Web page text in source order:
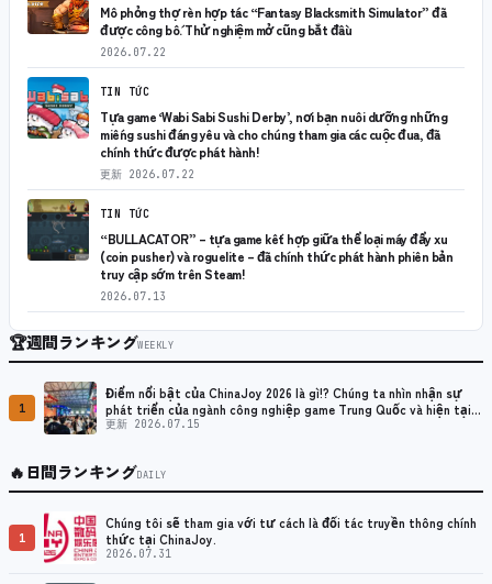
Mô phỏng thợ rèn hợp tác “Fantasy Blacksmith Simulator” đã
được công bố. Thử nghiệm mở cũng bắt đầu
2026.07.22
TIN TỨC
Tựa game ‘Wabi Sabi Sushi Derby’, nơi bạn nuôi dưỡng những
miếng sushi đáng yêu và cho chúng tham gia các cuộc đua, đã
chính thức được phát hành!
更新 2026.07.22
TIN TỨC
“BULLACATOR” – tựa game kết hợp giữa thể loại máy đẩy xu
(coin pusher) và roguelite – đã chính thức phát hành phiên bản
truy cập sớm trên Steam!
2026.07.13
🏆週間ランキングWEEKLY
1
Điểm nổi bật của ChinaJoy 2026 là gì!? Chúng ta nhìn nhận sự
phát triển của ngành công nghiệp game Trung Quốc và hiện tại
như thế nào?
更新 2026.07.15
🔥日間ランキングDAILY
1
Chúng tôi sẽ tham gia với tư cách là đối tác truyền thông chính
thức tại ChinaJoy.
2026.07.31